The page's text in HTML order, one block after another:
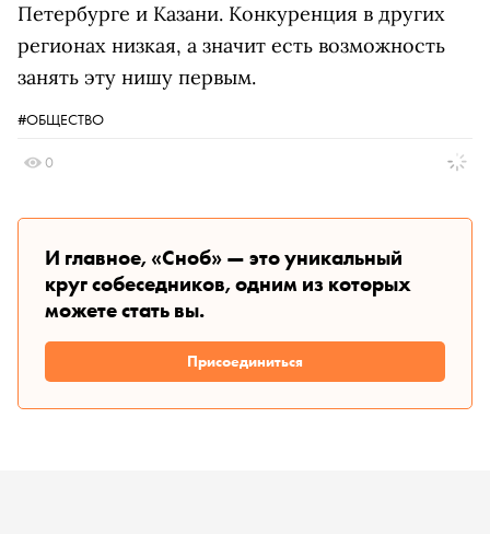
Петербурге и Казани. Конкуренция в других
регионах низкая, а значит есть возможность
занять эту нишу первым.
#ОБЩЕСТВО
0
И главное, «Сноб» — это уникальный
круг собеседников, одним из которых
можете стать вы.
Присоединиться